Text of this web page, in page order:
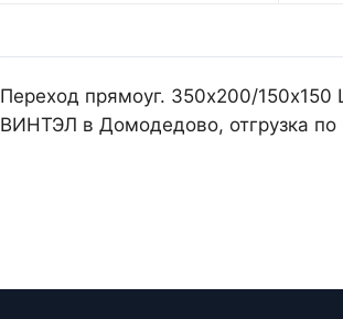
Переход прямоуг. 350х200/
ВИНТЭЛ в Домодедово, отгрузка